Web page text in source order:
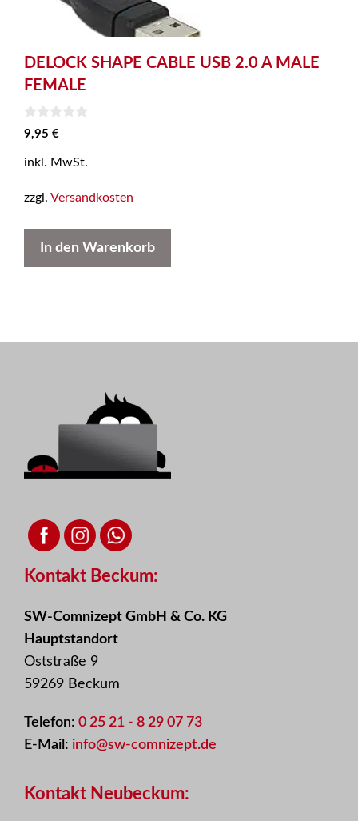
DELOCK SHAPE CABLE USB 2.0 A MALE
FEMALE
0
v
n
9,95 €
inkl. MwSt.
zzgl. Versandkosten
In den Warenkorb
Kontakt Beckum:
SW-Comnizept GmbH & Co. KG
Hauptstandort
Oststraße 9
59269 Beckum
Telefon: 0 25 21 - 8 29 07 73
E-Mail: info@sw-comnizept.de
Kontakt Neubeckum: